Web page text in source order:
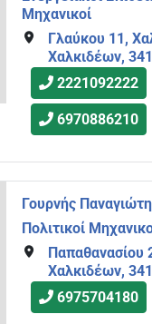
Μηχανικοί
Γλαύκου 11,
Χαλκιδέων,
2221092222
6970886210
Γουρνής
Πολιτικοί
Παπαθανασίου
Χαλκιδέων,
6975704180